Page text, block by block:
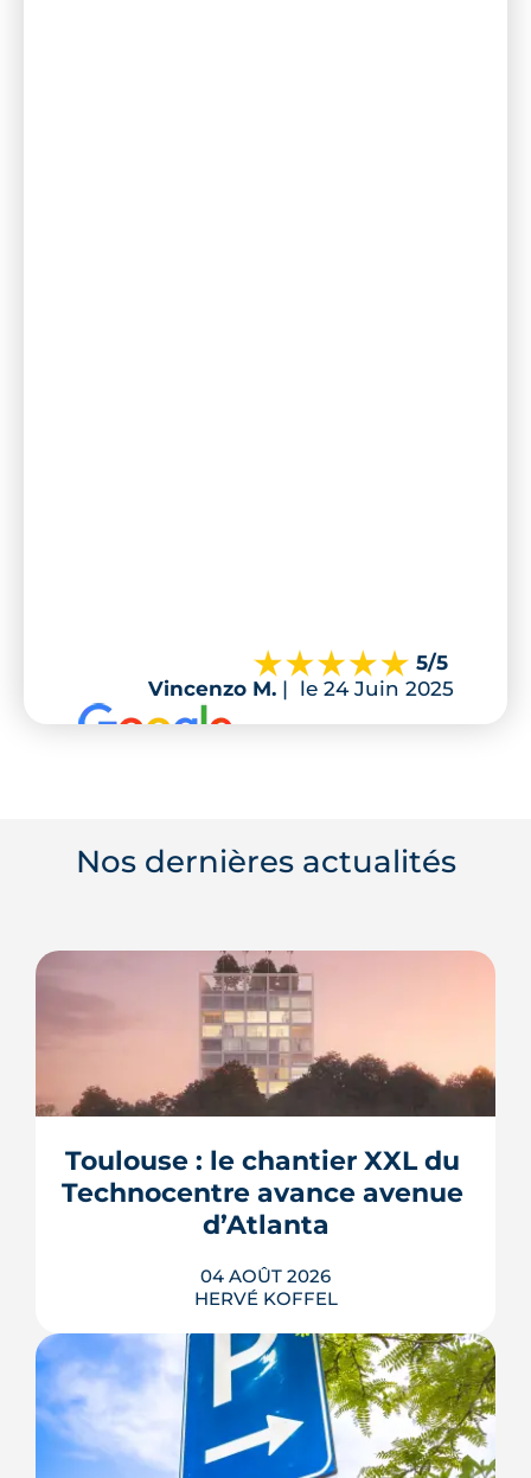
5/5
Vincenzo M. | le 24 Juin 2025
Nos dernières actualités
Toulouse : le chantier XXL du
Technocentre avance avenue
d’Atlanta
04 AOÛT 2026
HERVÉ KOFFEL
Avenue d'Atlanta, à la Roseraie, un
chantier de six hectares réorganise les
coulisses techniques de Toulouse